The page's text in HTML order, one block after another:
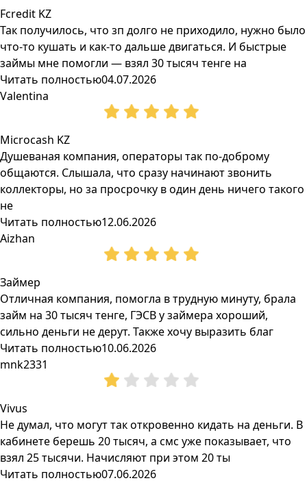
Fcredit KZ
Так получилось, что зп долго не приходило, нужно было
что-то кушать и как-то дальше двигаться. И быстрые
займы мне помогли — взял 30 тысяч тенге на
Читать полностью04.07.2026
Valentina
Microcash KZ
Душеваная компания, операторы так по-доброму
общаются. Слышала, что сразу начинают звонить
коллекторы, но за просрочку в один день ничего такого
не
Читать полностью12.06.2026
Aizhan
Займер
Отличная компания, помогла в трудную минуту, брала
займ на 30 тысяч тенге, ГЭСВ у займера хороший,
сильно деньги не дерут. Также хочу выразить благ
Читать полностью10.06.2026
mnk2331
Vivus
Не думал, что могут так откровенно кидать на деньги. В
кабинете берешь 20 тысяч, а смс уже показывает, что
взял 25 тысячи. Начисляют при этом 20 ты
Читать полностью07.06.2026